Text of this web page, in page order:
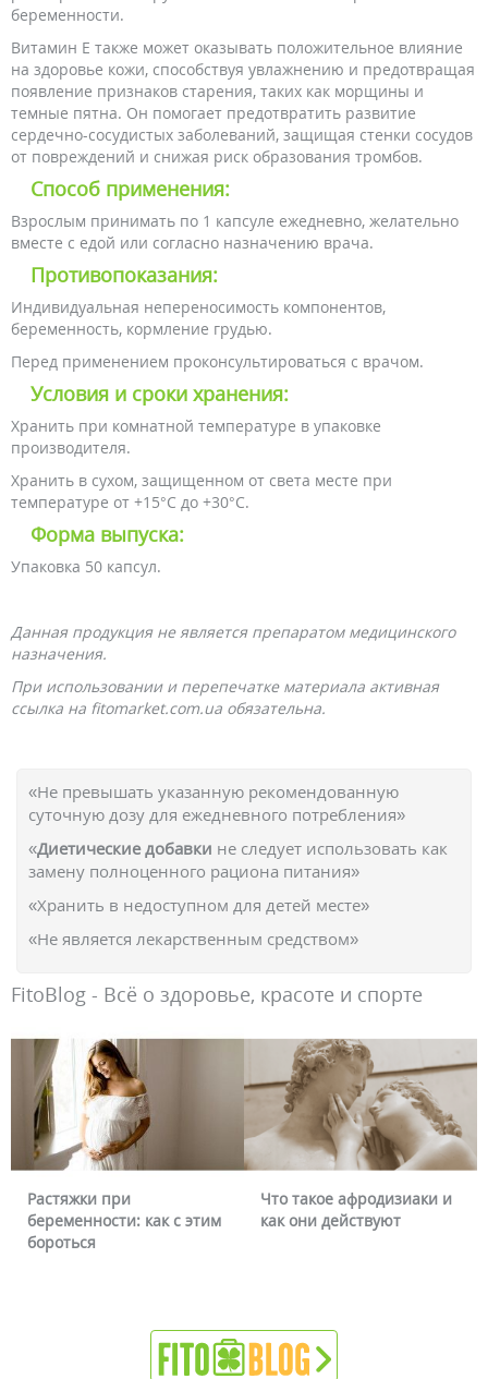
беременности.
Витамин Е также может оказывать положительное влияние
на здоровье кожи, способствуя увлажнению и предотвращая
появление признаков старения, таких как морщины и
темные пятна. Он помогает предотвратить развитие
сердечно-сосудистых заболеваний, защищая стенки сосудов
от повреждений и снижая риск образования тромбов.
Способ применения:
Взрослым принимать по 1 капсуле ежедневно, желательно
вместе с едой или согласно назначению врача.
Противопоказания:
Индивидуальная непереносимость компонентов,
беременность, кормление грудью.
Перед применением проконсультироваться с врачом.
Условия и сроки хранения:
Хранить при комнатной температуре в упаковке
производителя.
Хранить в сухом, защищенном от света месте при
температуре от +15°С до +30°C.
Форма выпуска:
Упаковка 50 капсул.
Данная продукция не является препаратом медицинского
назначения.
При использовании и перепечатке материала активная
ссылка на fitomarket.com.ua обязательна.
«Не превышать указанную рекомендованную
суточную дозу для ежедневного потребления»
«Диетические добавки не следует использовать как
замену полноценного рациона питания»
«Хранить в недоступном для детей месте»
«Не является лекарственным средством»
FitoBlog - Всё о здоровье, красоте и спорте
Растяжки при
беременности: как с этим
бороться
Что такое афродизиаки и
как они действуют